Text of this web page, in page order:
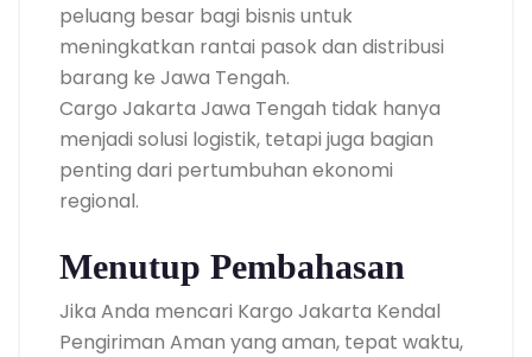
peluang besar bagi bisnis untuk
meningkatkan rantai pasok dan distribusi
barang ke Jawa Tengah.
Cargo Jakarta Jawa Tengah tidak hanya
menjadi solusi logistik, tetapi juga bagian
penting dari pertumbuhan ekonomi
regional.
Menutup Pembahasan
Jika Anda mencari Kargo Jakarta Kendal
Pengiriman Aman yang aman, tepat waktu,